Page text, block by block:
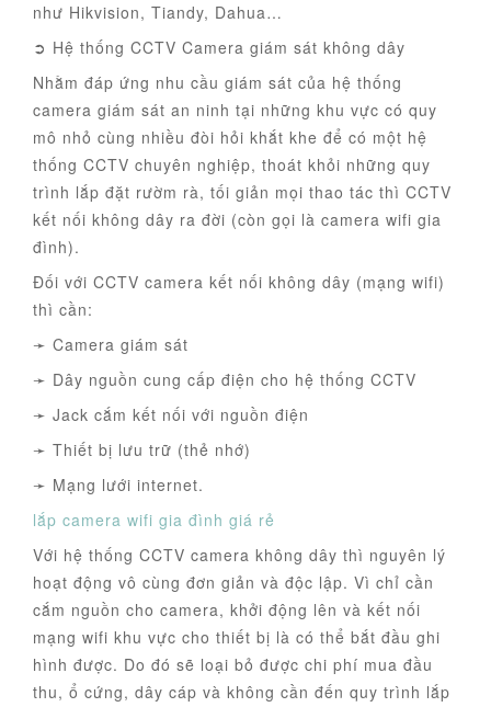
như Hikvision, Tiandy, Dahua…
➲ Hệ thống CCTV Camera giám sát không dây
Nhằm đáp ứng nhu cầu giám sát của hệ thống
camera giám sát an ninh tại những khu vực có quy
mô nhỏ cùng nhiều đòi hỏi khắt khe để có một hệ
thống CCTV chuyên nghiệp, thoát khỏi những quy
trình lắp đặt rườm rà, tối giản mọi thao tác thì CCTV
kết nối không dây ra đời (còn gọi là camera wifi gia
đình).
Đối với CCTV camera kết nối không dây (mạng wifi)
thì cần:
➛ Camera giám sát
➛ Dây nguồn cung cấp điện cho hệ thống CCTV
➛ Jack cắm kết nối với nguồn điện
➛ Thiết bị lưu trữ (thẻ nhớ)
➛ Mạng lưới internet.
lắp camera wifi gia đình giá rẻ
Với hệ thống CCTV camera không dây thì nguyên lý
hoạt động vô cùng đơn giản và độc lập. Vì chỉ cần
cắm nguồn cho camera, khởi động lên và kết nối
mạng wifi khu vực cho thiết bị là có thể bắt đầu ghi
hình được. Do đó sẽ loại bỏ được chi phí mua đầu
thu, ổ cứng, dây cáp và không cần đến quy trình lắp